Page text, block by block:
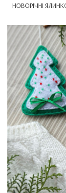
НОВОРІЧНІ